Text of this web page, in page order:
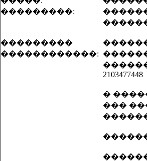
���������:
���������
������������:
2103477448
�
���